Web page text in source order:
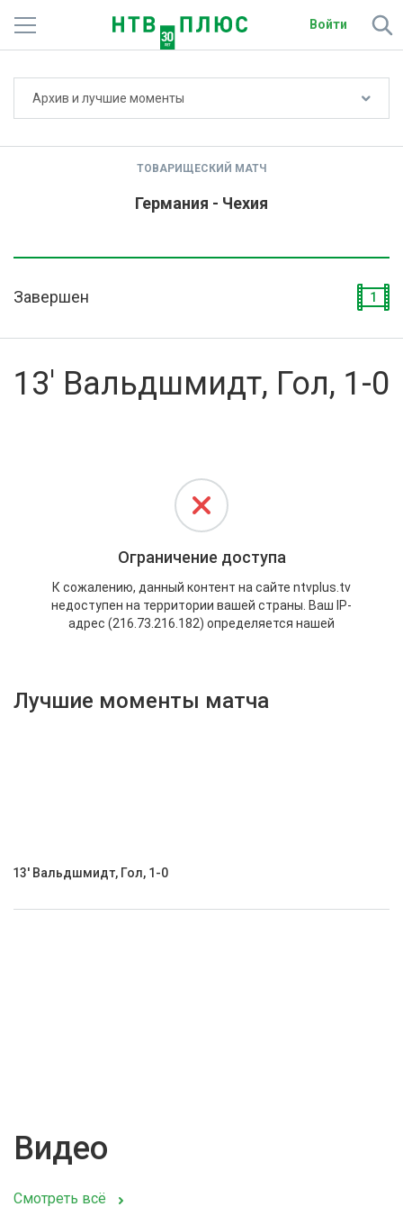
Войти
О сайте
Архив и лучшие моменты
ТОВАРИЩЕСКИЙ МАТЧ
Германия - Чехия
Завершен 1
13' Вальдшмидт, Гол, 1-0
Лучшие моменты матча
13' Вальдшмидт, Гол, 1-0
Видео
Смотреть всё